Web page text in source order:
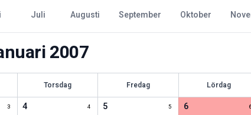
juli augusti september oktober
2007
Torsdag Fredag Lördag
3 4 4 5 5 6 6